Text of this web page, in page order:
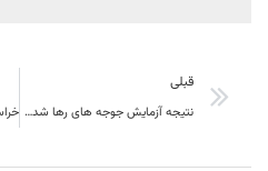
قبلی
نتیجه آزمایش جوجه های رها شده در خراسان جنوبی منفی است